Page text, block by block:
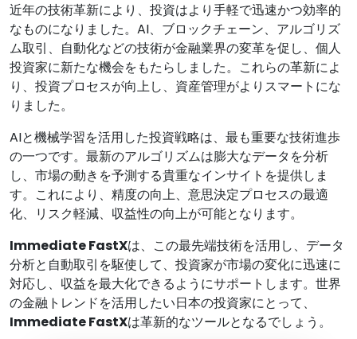
近年の技術革新により、投資はより手軽で迅速かつ効率的
なものになりました。AI、ブロックチェーン、アルゴリズ
ム取引、自動化などの技術が金融業界の変革を促し、個人
投資家に新たな機会をもたらしました。これらの革新によ
り、投資プロセスが向上し、資産管理がよりスマートにな
りました。
AIと機械学習を活用した投資戦略は、最も重要な技術進歩
の一つです。最新のアルゴリズムは膨大なデータを分析
し、市場の動きを予測する貴重なインサイトを提供しま
す。これにより、精度の向上、意思決定プロセスの最適
化、リスク軽減、収益性の向上が可能となります。
Immediate FastXは、この最先端技術を活用し、データ
分析と自動取引を駆使して、投資家が市場の変化に迅速に
対応し、収益を最大化できるようにサポートします。世界
の金融トレンドを活用したい日本の投資家にとって、
Immediate FastXは革新的なツールとなるでしょう。